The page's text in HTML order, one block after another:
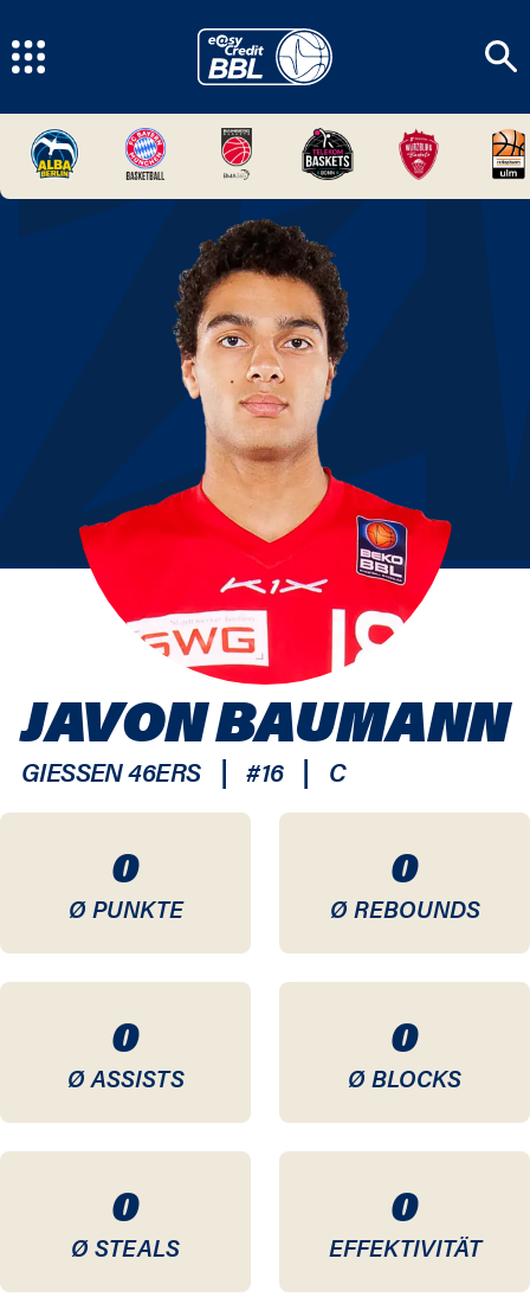
0
Ø PUNKTE
0
Ø REBOUNDS
0
Ø ASSISTS
0
Ø BLOCKS
0
Ø STEALS
0
EFFEKTIVITÄT
JAVON BAUMANN
GIESSEN 46ERS | #16 | C